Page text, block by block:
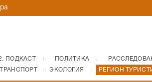
ПОДКАСТ ПОЛИТИКА
ТРАНСПОРТ ЭКОЛОГИЯ РЕГИОН